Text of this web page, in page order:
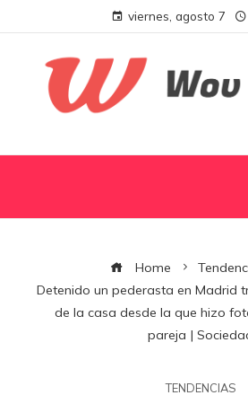
viernes, agosto 7
Home
Detenido un pederasta en Madrid
de la casa desde la que hizo
pareja |
TENDENCIAS